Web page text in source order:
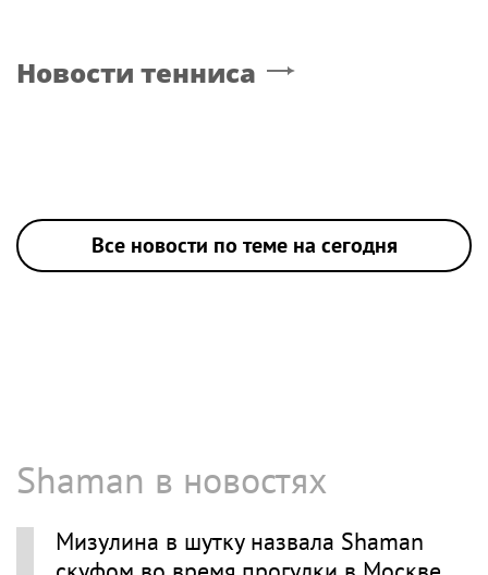
Новости тенниса
Все новости по теме на сегодня
Shaman в новостях
Мизулина в шутку назвала Shaman